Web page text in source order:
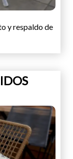
y respaldo de